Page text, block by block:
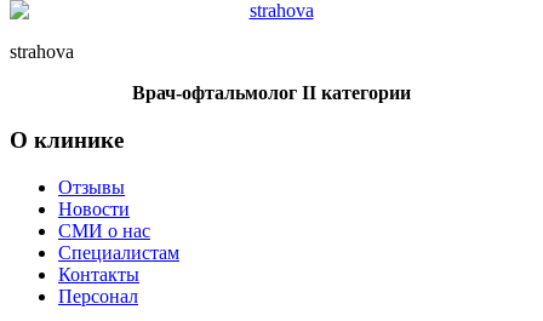
strahova
Врач-офтальмолог II категории
О клинике
Отзывы
Новости
СМИ о нас
Специалистам
Контакты
Персонал